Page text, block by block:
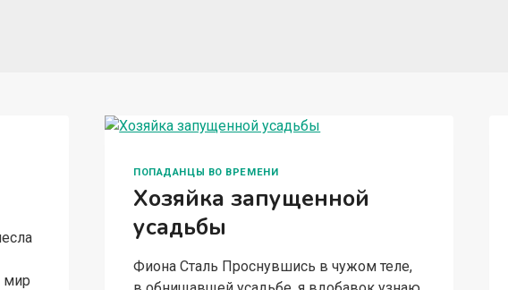
мир
ПОПАДАНЦЫ ВО ВРЕМЕНИ
Хозяйка запущенной
усадьбы
Фиона Сталь Проснувшись в чужом теле,